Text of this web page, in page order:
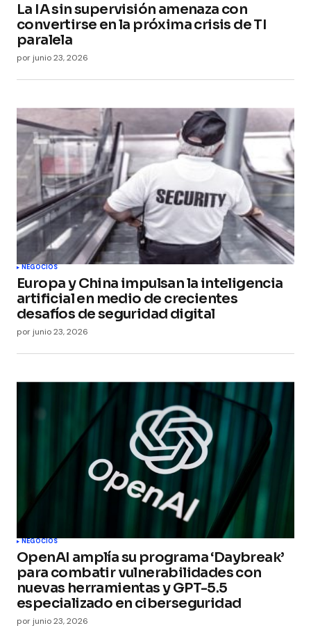
La IA sin supervisión amenaza con
convertirse en la próxima crisis de TI
paralela
por junio 23, 2026
NEGOCIOS
Europa y China impulsan la inteligencia
artificial en medio de crecientes
desafíos de seguridad digital
por junio 23, 2026
NEGOCIOS
OpenAI amplía su programa ‘Daybreak’
para combatir vulnerabilidades con
nuevas herramientas y GPT-5.5
especializado en ciberseguridad
por junio 23, 2026